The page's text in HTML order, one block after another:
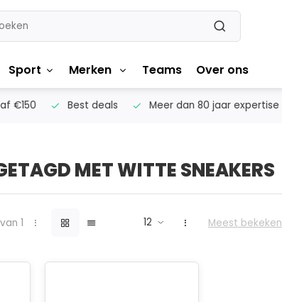
Sport Merken Teams Over ons
Best deals Meer dan 80 jaar expertise
MET WITTE SNEAKERS
1 Meest bekeken